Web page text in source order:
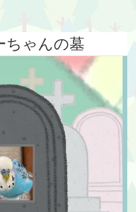
ちゃんの墓